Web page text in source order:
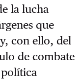
la lucha
que
con ello, del
de combate